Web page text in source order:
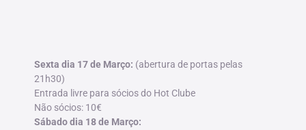
Sexta dia 17 de Março: (abertura de portas pelas
21h30)
Entrada livre para sócios do Hot Clube
Não sócios: 10€
Sábado dia 18 de Março: